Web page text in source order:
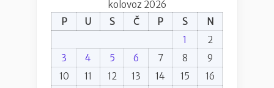
kolovoz 2026
P
U S Č P S
N
1
2
3
4 5 6 7 8
9
10
11 12 13 14 15
16